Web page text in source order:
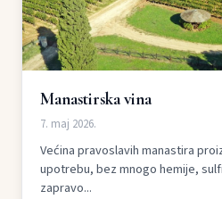
Manastirska vina
7. maj 2026.
Većina pravoslavih manastira
upotrebu, bez mnogo hemije,
zapravo...